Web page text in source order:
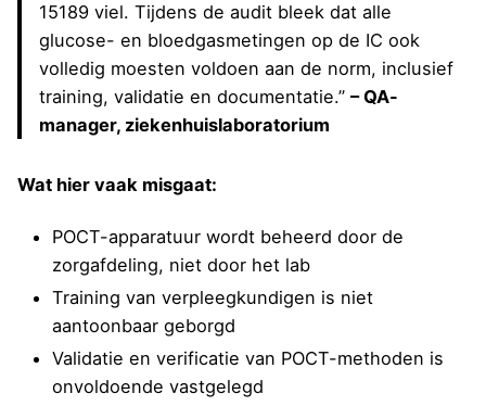
15189 viel. Tijdens de audit bleek dat alle
glucose- en bloedgasmetingen op de IC ook
volledig moesten voldoen aan de norm, inclusief
training, validatie en documentatie.”– QA-
manager, ziekenhuislaboratorium
Wat hier vaak misgaat:
POCT-apparatuur wordt beheerd door de
zorgafdeling, niet door het lab
Training van verpleegkundigen is niet
aantoonbaar geborgd
Validatie en verificatie van POCT-methoden is
onvoldoende vastgelegd